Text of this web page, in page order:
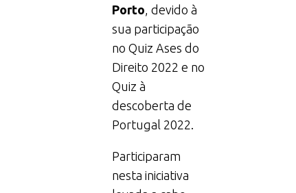
Porto , devido à
sua participação
no Quiz Ases do
Direito 2022 e no
Quiz à
descoberta de
Portugal 2022.
Participaram
nesta iniciativa